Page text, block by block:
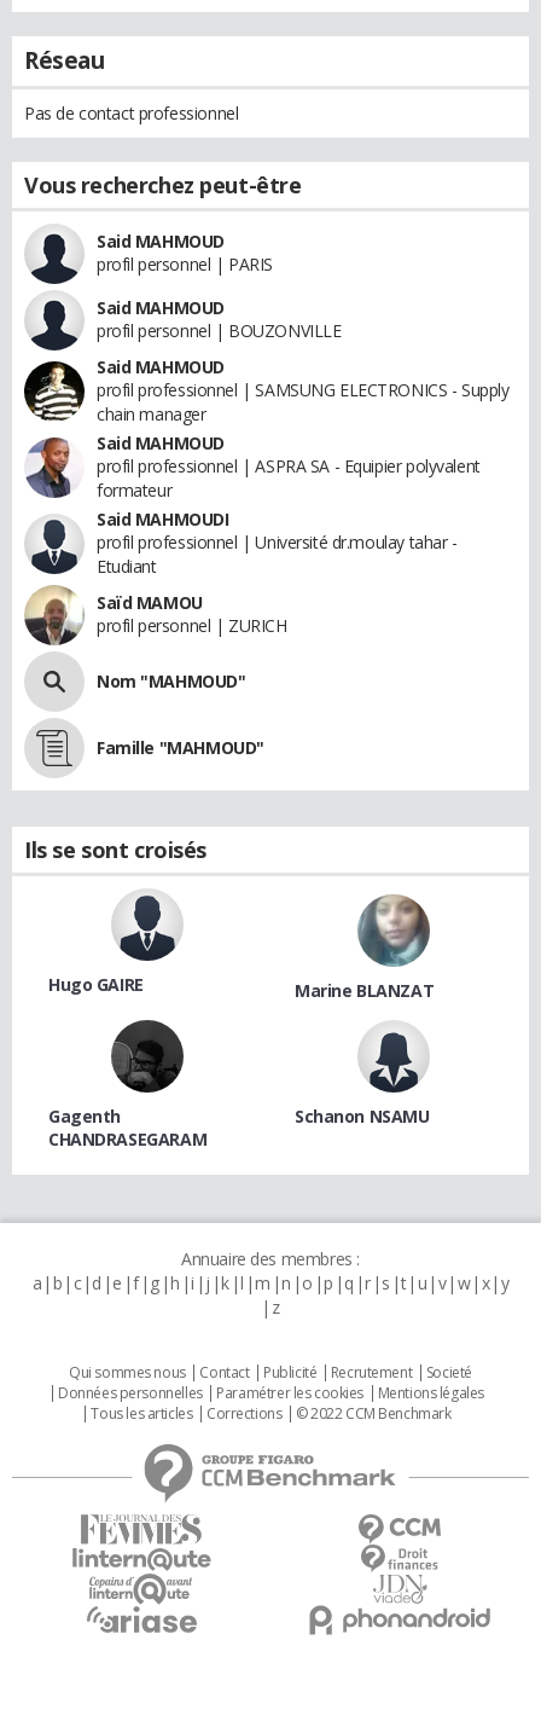
Réseau
Pas de contact professionnel
Vous recherchez peut-être
Said MAHMOUD
profil personnel | PARIS
Said MAHMOUD
profil personnel | BOUZONVILLE
Said MAHMOUD
profil professionnel | SAMSUNG ELECTRONICS - Supply
chain manager
Said MAHMOUD
profil professionnel | ASPRA SA - Equipier polyvalent
formateur
Said MAHMOUDI
profil professionnel | Université dr.moulay tahar -
Etudiant
Saïd MAMOU
profil personnel | ZURICH
Nom "MAHMOUD"
Famille "MAHMOUD"
Ils se sont croisés
Hugo GAIRE Marine BLANZAT
Gagenth
CHANDRASEGARAM
Schanon NSAMU
Annuaire des membres :
a b c d e f g h i j k l m n o p q r s t u v w x y
z
Qui sommes nous Contact Publicité Recrutement
Societé
Données personnelles
Paramétrer les cookies
Mentions légales
Tous les articles
Corrections © 2022 CCM Benchmark